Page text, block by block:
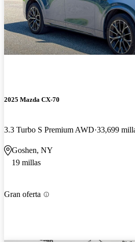
2025 Mazda CX-70
3.3 Turbo S Premium AWD 33,699
Goshen, NY
19 millas
Gran oferta